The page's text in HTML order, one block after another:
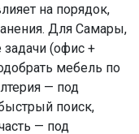
на порядок,
Для Самары,
(офис +
мебель по
— под
поиск,
— под